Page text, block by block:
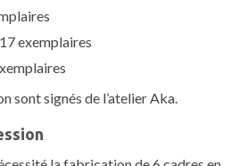
exemplaires
sont signés de l’atelier Aka.